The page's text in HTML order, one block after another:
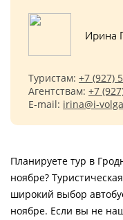
Ирина
Туристам: +7 (927)
Агентствам: +7
E-mail: irina@i-
Планируете тур в
ноябре?
широкий выбор
ноябре. Если вы не